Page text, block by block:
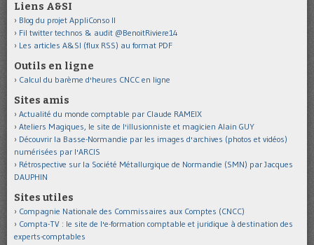
Liens A&SI
Blog du projet AppliConso II
Fil twitter technos & audit @BenoitRiviere14
Les articles A&SI (flux RSS) au format PDF
Outils en ligne
Calcul du barème d'heures CNCC en ligne
Sites amis
Actualité du monde comptable par Claude RAMEIX
Ateliers Magiques, le site de l'illusionniste et magicien Alain GUY
Découvrir la Basse-Normandie par les images d'archives (photos et vidéos)
numérisées par l'ARCIS
Rétrospective sur la Société Métallurgique de Normandie (SMN) par Jacques
DAUPHIN
Sites utiles
Compagnie Nationale des Commissaires aux Comptes (CNCC)
Compta-TV : le site de l'e-formation comptable et juridique à destination des
experts-comptables